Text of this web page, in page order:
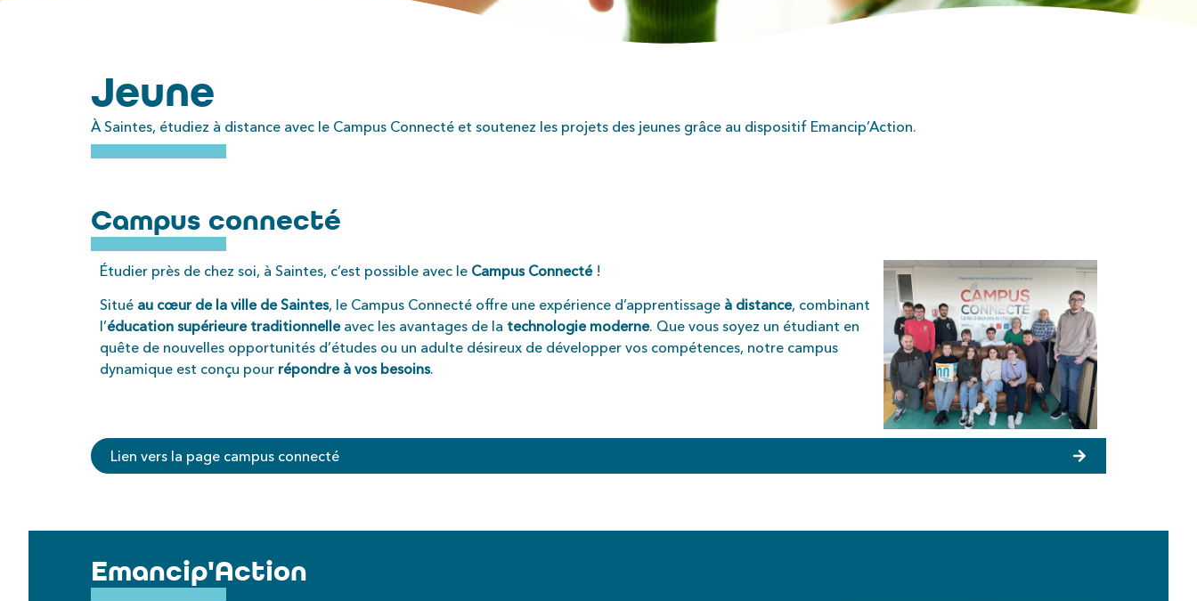
Jeune
À Saintes, étudiez à distance avec le Campus Connecté et soutenez les projets des jeunes grâce au dispositif Emancip’Action.
Campus connecté
Étudier près de chez soi, à Saintes, c’est possible avec le Campus Connecté!
Situé au cœur de la ville de Saintes, le Campus Connecté offre une expérience d’apprentissage à distance, combinant
l’éducation supérieure traditionnelleavec les avantages de la technologie moderne. Que vous soyez un étudiant en
quête de nouvelles opportunités d’études ou un adulte désireux de développer vos compétences, notre campus
dynamique est conçu pour répondre à vos besoins.
Lien vers la page campus connecté
Emancip'Action